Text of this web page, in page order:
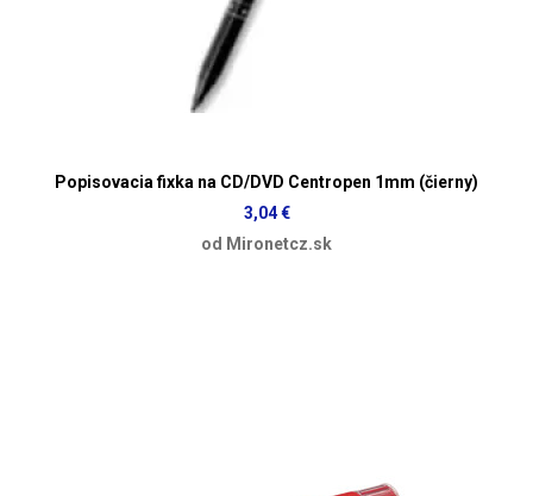
Popisovacia fixka na CD/DVD Centropen 1mm (čierny)
3,04 €
od Mironetcz.sk